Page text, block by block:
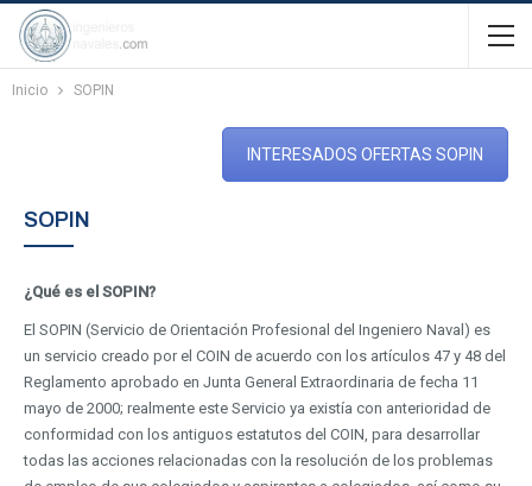
Inicio SOPIN
INTERESADOS OFERTAS SOPIN
SOPIN
¿Qué es el SOPIN?
El SOPIN (Servicio de Orientación Profesional del Ingeniero Naval) es
un servicio creado por el COIN de acuerdo con los artículos 47 y 48 del
Reglamento aprobado en Junta General Extraordinaria de fecha 11
mayo de 2000; realmente este Servicio ya existía con anterioridad de
conformidad con los antiguos estatutos del COIN, para desarrollar
todas las acciones relacionadas con la resolución de los problemas